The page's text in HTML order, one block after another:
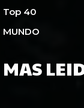
Top 40
MUNDO
MAS